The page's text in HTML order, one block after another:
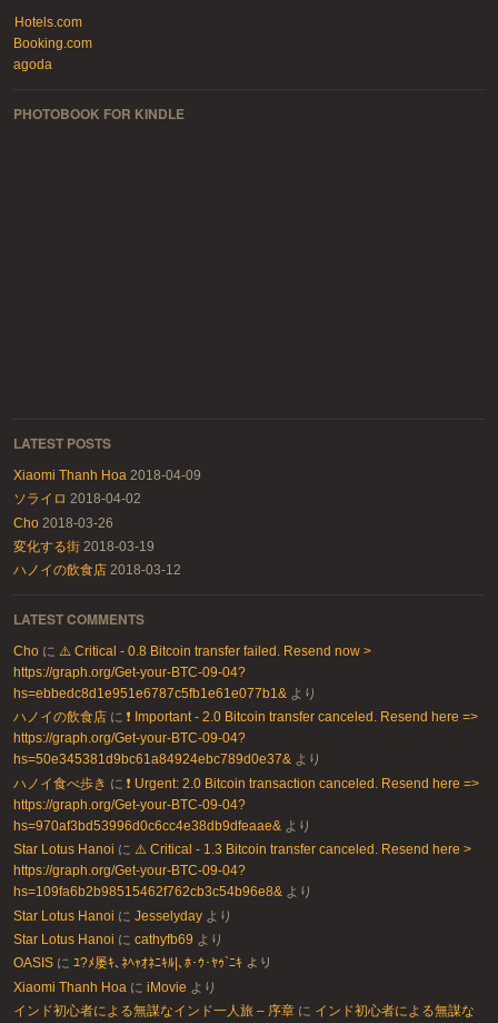
Hotels.com
Booking.com
agoda
PHOTOBOOK FOR KINDLE
LATEST POSTS
Xiaomi Thanh Hoa 2018-04-09
ソライロ 2018-04-02
Cho 2018-03-26
変化する街 2018-03-19
ハノイの飲食店 2018-03-12
LATEST COMMENTS
Choに ⚠️ Critical - 0.8 Bitcoin transfer failed. Resend now >
https://graph.org/Get-your-BTC-09-04?
hs=ebbedc8d1e951e6787c5fb1e61e077b1&より
ハノイの飲食店に ❗ Important - 2.0 Bitcoin transfer canceled. Resend here =>
https://graph.org/Get-your-BTC-09-04?
hs=50e345381d9bc61a84924ebc789d0e37&より
ハノイ食べ歩き に ❗ Urgent: 2.0 Bitcoin transaction canceled. Resend here =>
https://graph.org/Get-your-BTC-09-04?
hs=970af3bd53996d0c6cc4e38db9dfeaae& より
Star Lotus Hanoi に ⚠️ Critical - 1.3 Bitcoin transfer canceled. Resend here >
https://graph.org/Get-your-BTC-09-04?
hs=109fa6b2b98515462f762cb3c54b96e8&より
Star Lotus Hanoi に Jesselydayより
Star Lotus Hanoi に cathyfb69 より
OASISに ﾕ?ﾒ屡ｷ､ﾈﾍｬｵﾈﾆｷﾙ|､ﾎ･ｳ･ﾔｩ`ﾆｷより
Xiaomi Thanh Hoa に iMovie より
インド初心者による無謀なインド一人旅 – 序章に インド初心者による無謀な